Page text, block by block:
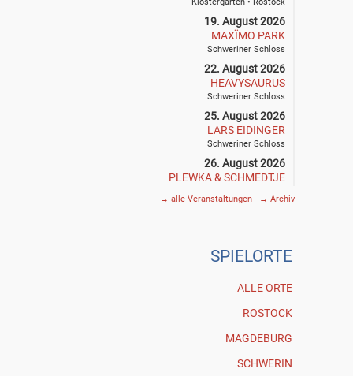
Klostergarten • Rostock
19. August 2026
MAXÏMO PARK
Schweriner Schloss
22. August 2026
HEAVYSAURUS
Schweriner Schloss
25. August 2026
LARS EIDINGER
Schweriner Schloss
26. August 2026
PLEWKA & SCHMEDTJE
29. August 2026
Schweriner Schloss
GOGOL BORDELLO
Schweriner Schloss
PHILIPP POISEL & BAND
→ alle Veranstaltungen → Archiv
SPIELORTE
ALLE ORTE
ROSTOCK
MAGDEBURG
SCHWERIN